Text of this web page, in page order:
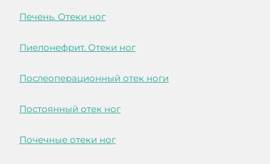
Печень. Отеки ног
Пиелонефрит. Отеки ног
Послеоперационный отек ноги
Постоянный отек ног
Почечные отеки ног